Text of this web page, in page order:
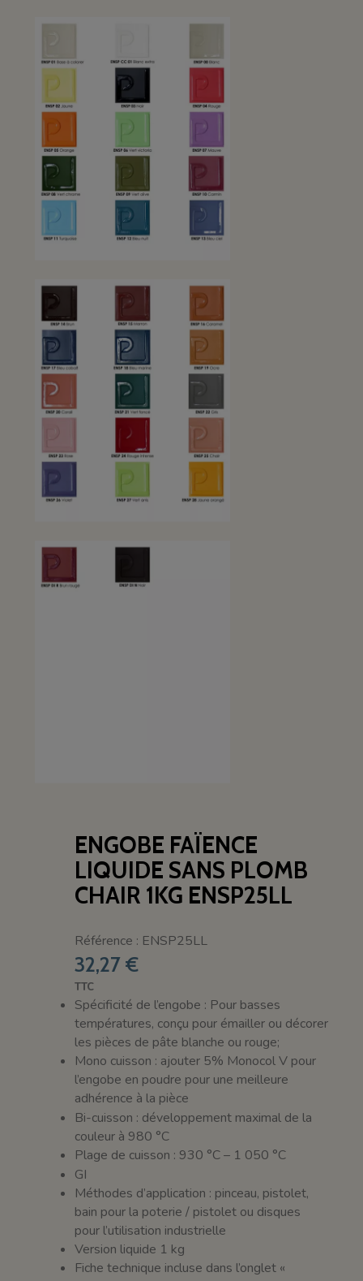
ENGOBE FAÏENCE
LIQUIDE SANS PLOMB
CHAIR 1KG ENSP25LL
Référence : ENSP25LL
32,27 €
TTC
Spécificité de l’engobe : Pour basses
températures, conçu pour émailler ou décorer
les pièces de pâte blanche ou rouge;
Mono cuisson : ajouter 5% Monocol V pour
l’engobe en poudre pour une meilleure
adhérence à la pièce
Bi-cuisson : développement maximal de la
couleur à 980 °C
Plage de cuisson : 930 °C – 1 050 °C
GI
Méthodes d’application : pinceau, pistolet,
bain pour la poterie / pistolet ou disques
pour l’utilisation industrielle
Version liquide 1 kg
Fiche technique incluse dans l’onglet «